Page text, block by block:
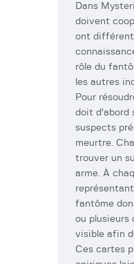
Dans
doivent
ont
rôle du
les autres
Pour
doit d’abord
suspects
meurtre.
trouver un
arme. À
fantôme
ou plusieurs
visible afin
Ces cartes